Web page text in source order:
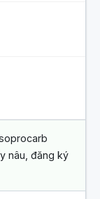
nâu, đăng ký